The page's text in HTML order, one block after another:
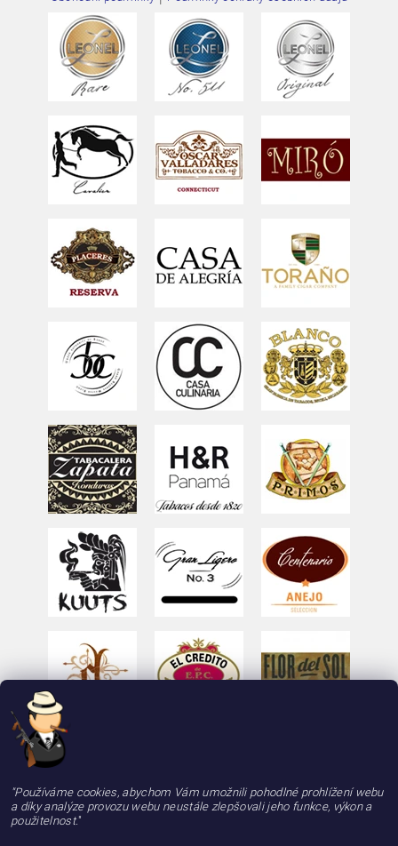
"Používáme cookies, abychom Vám umožnili pohodlné prohlížení webu
a díky analýze provozu webu neustále zlepšovali jeho funkce, výkon a
použitelnost."